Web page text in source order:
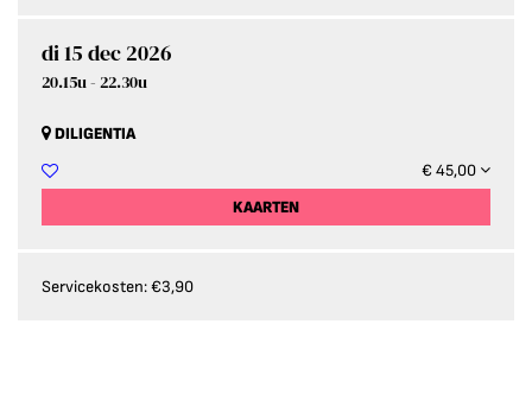
di 15 dec 2026
20.15u- 22.30u
DILIGENTIA
€ 45,00
KAARTEN
Servicekosten: €3,90